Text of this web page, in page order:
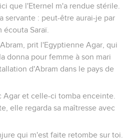
que l'Eternel m'a rendue stérile.
servante : peut-être aurai-je par
écouta Saraï.
prit l'Egyptienne Agar, qui
donna pour femme à son mari
d'Abram dans le pays de
Agar et celle-ci tomba enceinte.
elle regarda sa maîtresse avec
qui m'est faite retombe sur toi.